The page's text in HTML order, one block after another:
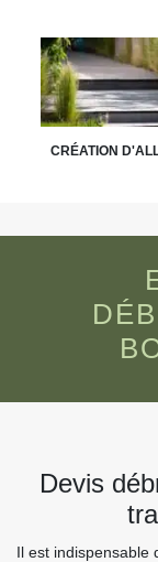
CRÉATION
Devis
Il est indispensable